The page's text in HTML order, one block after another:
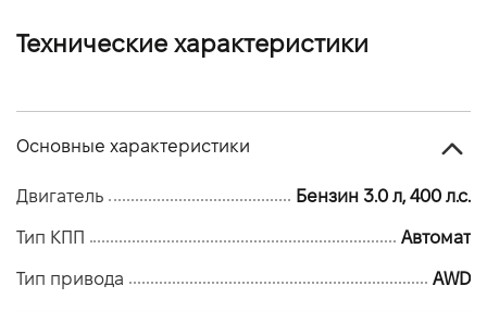
Технические характеристики
Основные характеристики
Двигатель Бензин 3.0 л, 400 л.с.
Тип КПП Автомат
Тип привода AWD